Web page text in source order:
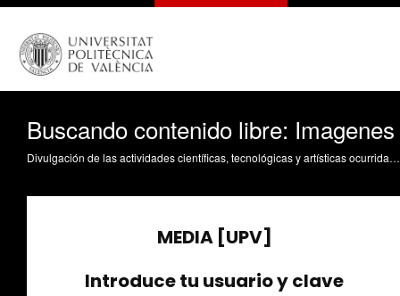
Buscando contenido libre: Imagenes
Divulgación de las actividades científicas, tecnológicas y artísticas ocurridas en los tres campus de la UPV